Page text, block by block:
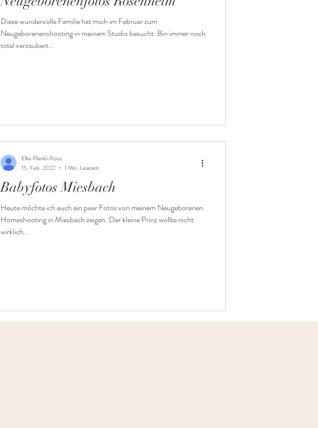
Diese wundervolle Familie hat mich im Februar zum
Neugeborenenshooting in meinem Studio besucht. Bin immer noch
total verzaubert...
Babyfotos Miesbach
Heute möchte ich euch ein paar Fotos von meinem Neugeborenen
Homeshooting in Miesbach zeigen. Der kleine Prinz wollte nicht
wirklich...
Elke Plankl-Roos
15. Feb. 2022
1 Min. Lesezeit